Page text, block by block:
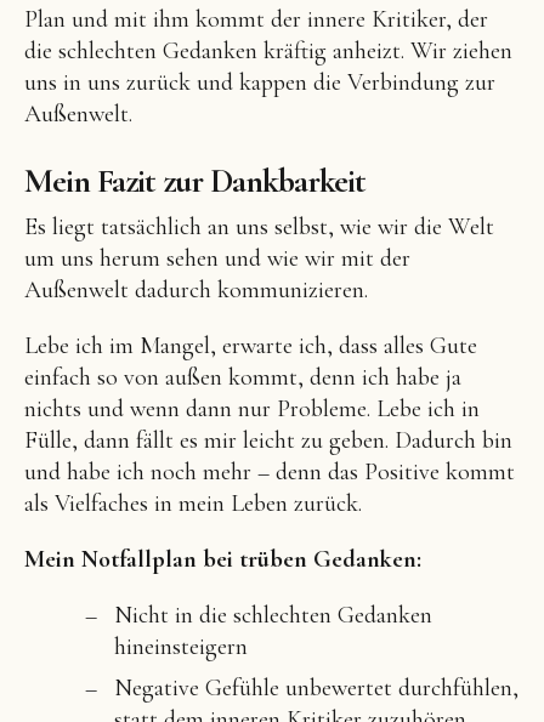
Plan und mit ihm kommt der innere Kritiker, der
die schlechten Gedanken kräftig anheizt. Wir ziehen
uns in uns zurück und kappen die Verbindung zur
Außenwelt.
Mein Fazit zur Dankbarkeit
Es liegt tatsächlich an uns selbst, wie wir die Welt
um uns herum sehen und wie wir mit der
Außenwelt dadurch kommunizieren.
Lebe ich im Mangel, erwarte ich, dass alles Gute
einfach so von außen kommt, denn ich habe ja
nichts und wenn dann nur Probleme. Lebe ich in
Fülle, dann fällt es mir leicht zu geben. Dadurch bin
und habe ich noch mehr – denn das Positive kommt
als Vielfaches in mein Leben zurück.
Mein Notfallplan bei trüben Gedanken:
Nicht in die schlechten Gedanken
hineinsteigern
Negative Gefühle unbewertet durchfühlen,